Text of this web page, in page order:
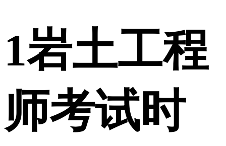
1岩土工程
师考试时